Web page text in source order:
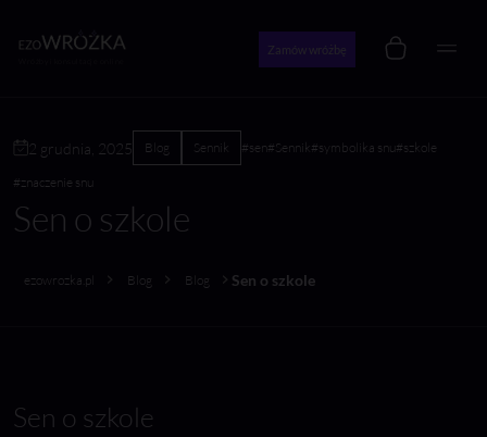
Zamów wróżbę
2 grudnia, 2025 Blog Sennik #sen#Sennik #symbolika snu #szkole
#znaczenie snu
Sen o szkole
ezowrozka.pl Blog Blog Sen o szkole
Sen o szkole